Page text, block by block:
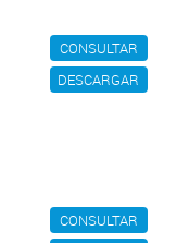
CONSULTAR
DESCARGAR
CONSULTAR